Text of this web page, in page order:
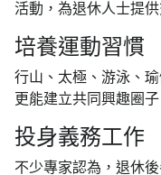
活動，為退休人士提供
培養運動習慣
行山、太極、游泳、
更能建立共同興趣圈子
投身義務工作
不少專家認為，退休